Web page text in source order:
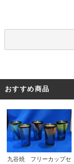
おすすめ商品
九谷焼 フリーカップセ